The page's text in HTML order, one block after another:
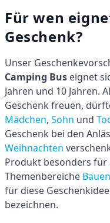
Für wen
Geschenk?
Unser
Camping Bus eignet
Jahren und 10 Jahren.
Geschenk freuen,
Mädchen, Sohn und
Geschenk bei den
Weihnachten
Produkt besonders
Themenbereiche
für diese
bezeichnen.